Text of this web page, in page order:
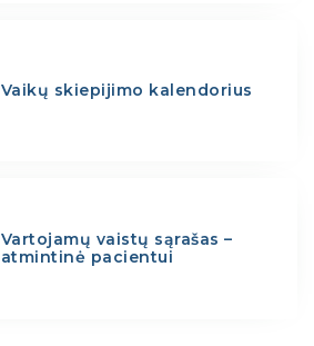
Vaikų skiepijimo kalendorius
Vartojamų vaistų sąrašas –
atmintinė pacientui